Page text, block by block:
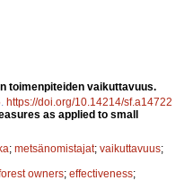
toimenpiteiden vaikuttavuus.
https://doi.org/10.14214/sf.a14722
as applied to small
; metsänomistajat; vaikuttavuus;
owners; effectiveness;